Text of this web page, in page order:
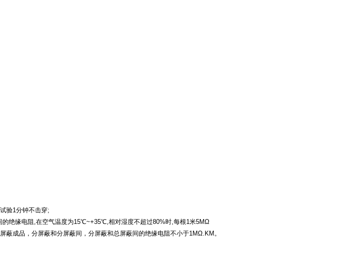
验1分钟不击穿;
绝缘电阻,在空气温度为15℃~+35℃,相对湿度不超过80%时,每根1米5MΩ
蔽成品，分屏蔽和分屏蔽间，分屏蔽和总屏蔽间的绝缘电阻不小于1MΩ.KM。